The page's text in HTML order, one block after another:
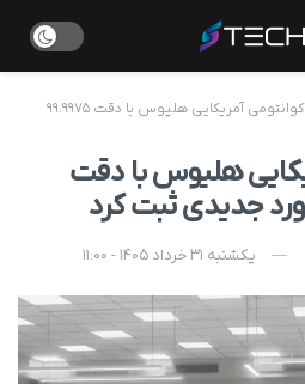
رایانه کوانتومی آمریکایی هلیوس با دقت ۹۹.۹۹۷۵
هلیوس با دقت
یکشنبه 31 خرداد 1405 - 11:00